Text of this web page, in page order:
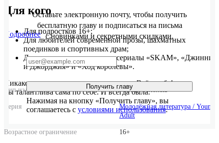
Для кого
Для подростков 16+;
Для любителей современной прозы, шахматных
поединков и спортивных драм;
Для тех, кому понравились сериалы «SKAM», «Джинни
и Джорджия» и «Ход королевы».
Никакого секретного ингредиента нет. Всё в тебе!
Ты талантлива сама по себе. И всегда была.
Подробнее
Тип издания Мягкая обложка
Серия
Молодёжная литература / Young
Adult
Возрастное ограничение 16+
Оставьте электронную почту, чтобы получить
бесплатную главу и подписаться на письма
с новинками и секретными скидками.
Получить главу
Нажимая на кнопку «Получить главу», вы
соглашаетесь с условиями использования.